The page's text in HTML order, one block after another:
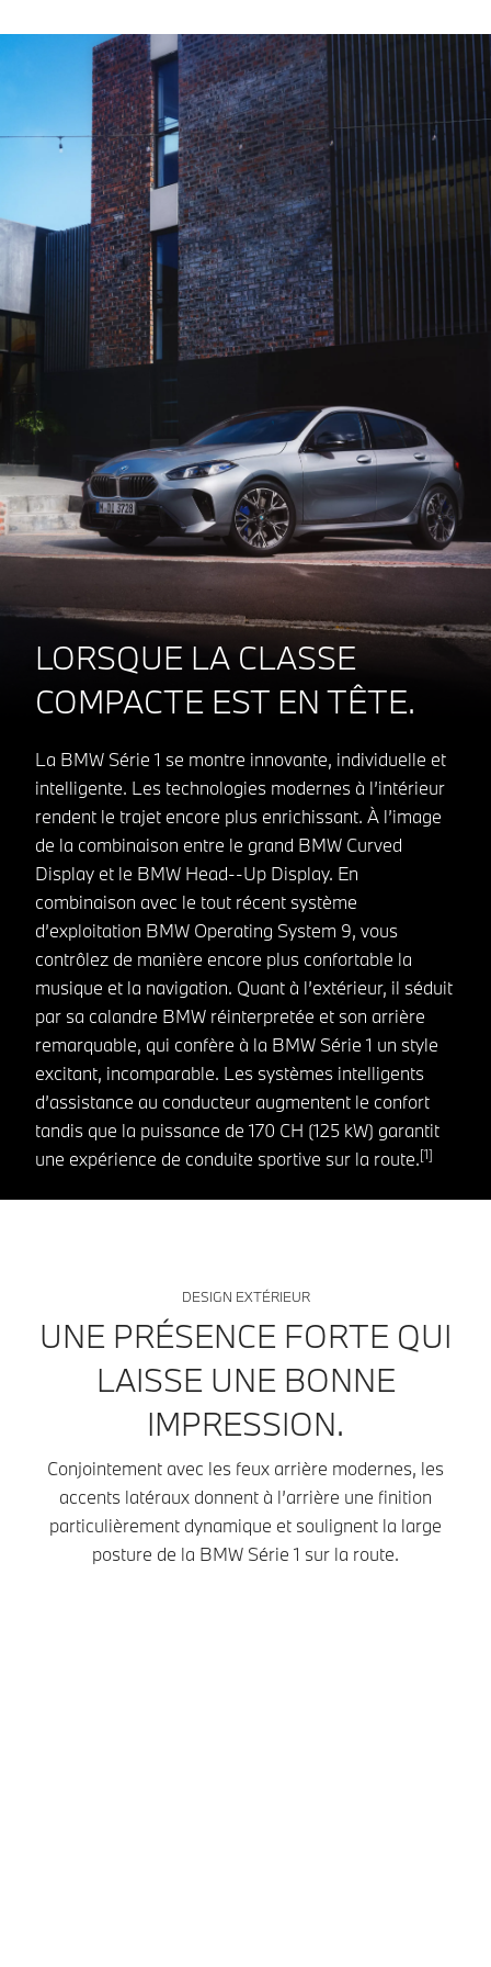
LORSQUE LA CLASSE
COMPACTE EST EN TÊTE.
La BMW Série 1 se montre innovante, individuelle et
intelligente. Les technologies modernes à l’intérieur
rendent le trajet encore plus enrichissant. À l’image
de la combinaison entre le grand BMW Curved
Display et le BMW Head--Up Display. En
combinaison avec le tout récent système
d’exploitation BMW Operating System 9, vous
contrôlez de manière encore plus confortable la
musique et la navigation. Quant à l’extérieur, il séduit
par sa calandre BMW réinterpretée et son arrière
remarquable, qui confère à la BMW Série 1 un style
excitant, incomparable. Les systèmes intelligents
d’assistance au conducteur augmentent le confort
tandis que la puissance de 170 CH (125 kW) garantit
une expérience de conduite sportive sur la route.[1]
DESIGN EXTÉRIEUR
UNE PRÉSENCE FORTE QUI
LAISSE UNE BONNE
IMPRESSION.
Conjointement avec les feux arrière modernes, les
accents latéraux donnent à l’arrière une finition
particulièrement dynamique et soulignent la large
posture de la BMW Série 1 sur la route.